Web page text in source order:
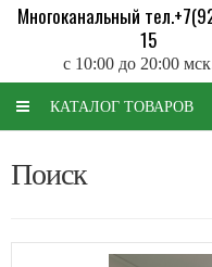
Многоканальный
15
с 10:00 до 20:00
КАТАЛОГ ТОВАРОВ
Поиск